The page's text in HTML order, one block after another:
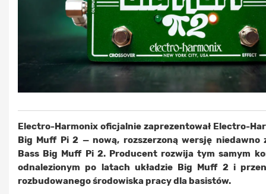
Electro-Harmonix oficjalnie zaprezentował Electro-
Big Muff Pi 2 — nową, rozszerzoną wersję niedawno
Bass Big Muff Pi 2. Producent rozwija tym samym
odnalezionym po latach układzie Big Muff 2 i
rozbudowanego środowiska pracy dla basistów.